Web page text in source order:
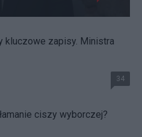
kluczowe zapisy. Ministra
34
ciszy wyborczej?